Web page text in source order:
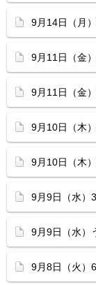
9月14日（月
9月11日（金
9月11日（金
9月10日（木
9月10日（木
9月9日（水）
9月9日（水）
9月8日（火）